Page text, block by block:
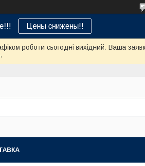
Цены снижены!!
роботи сьогодні вихідний. Ваша